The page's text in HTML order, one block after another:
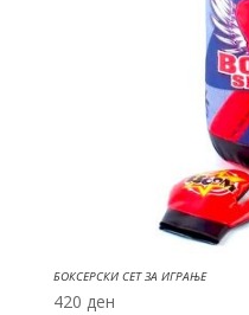
БОКСЕРСКИ СЕТ ЗА ИГРАЊЕ
420 ден